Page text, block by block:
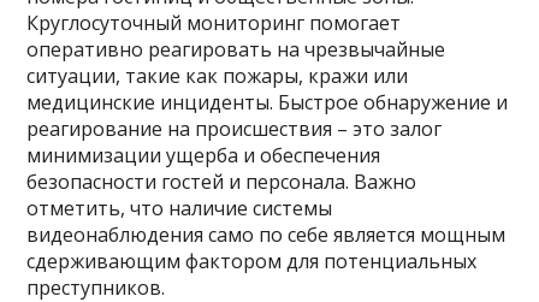
Круглосуточный мониторинг помогает
оперативно реагировать на чрезвычайные
ситуации, такие как пожары, кражи или
медицинские инциденты. Быстрое обнаружение и
реагирование на происшествия – это залог
минимизации ущерба и обеспечения
безопасности гостей и персонала. Важно
отметить, что наличие системы
видеонаблюдения само по себе является мощным
сдерживающим фактором для потенциальных
преступников.